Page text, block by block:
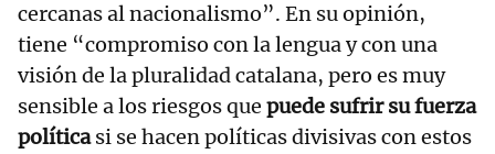
cercanas al nacionalismo”. En su opinión,
tiene “compromiso con la lengua y con una
visión de la pluralidad catalana, pero es muy
sensible a los riesgos que puede sufrir su fuerza
políticasi se hacen políticas divisivas con estos